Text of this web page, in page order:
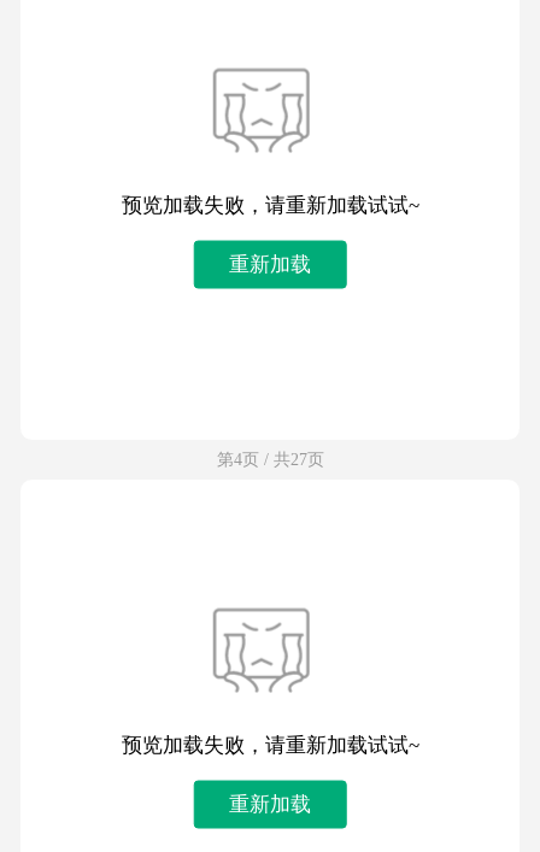
预览加载失败，请重新加载试试~
重新加载
第4页 / 共27页
预览加载失败，请重新加载试试~
重新加载